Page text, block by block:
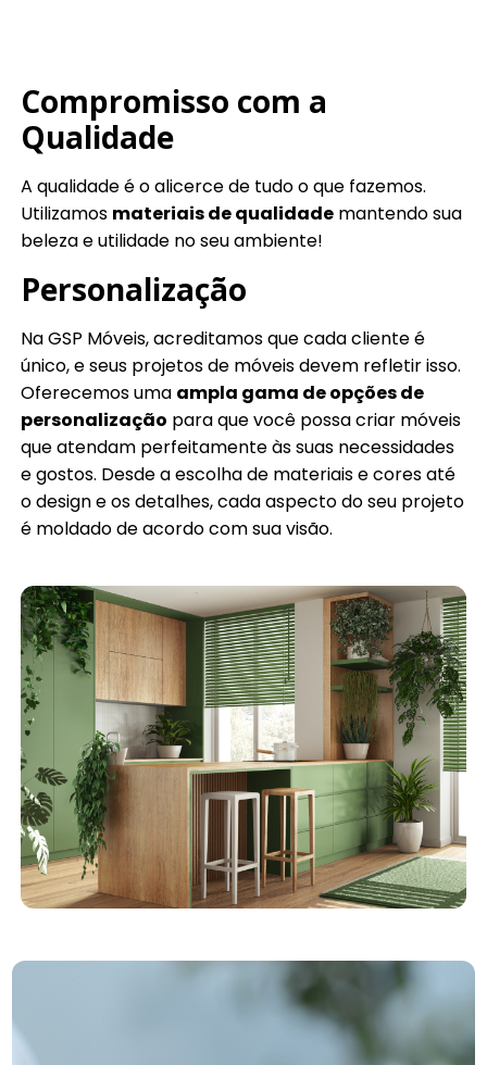
Compromisso com a
Qualidade
A qualidade é o alicerce de tudo o que fazemos.
Utilizamos materiais de qualidade mantendo sua
beleza e utilidade no seu ambiente!
Personalização
Na GSP Móveis, acreditamos que cada cliente é
único, e seus projetos de móveis devem refletir isso.
Oferecemos uma ampla gama de opções de
personalização para que você possa criar móveis
que atendam perfeitamente às suas necessidades
e gostos. Desde a escolha de materiais e cores até
o design e os detalhes, cada aspecto do seu projeto
é moldado de acordo com sua visão.